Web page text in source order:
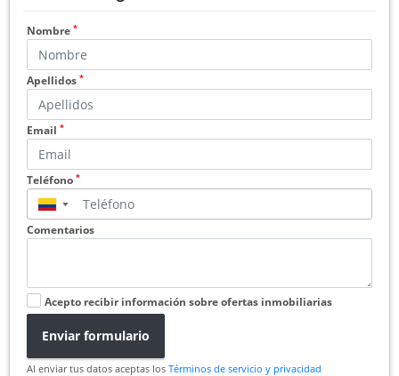
Nombre *
Apellidos *
Email *
Teléfono *
▼
Comentarios
Acepto recibir información sobre ofertas inmobiliarias
Enviar formulario
Al enviar tus datos aceptas los Términos de servicio y privacidad